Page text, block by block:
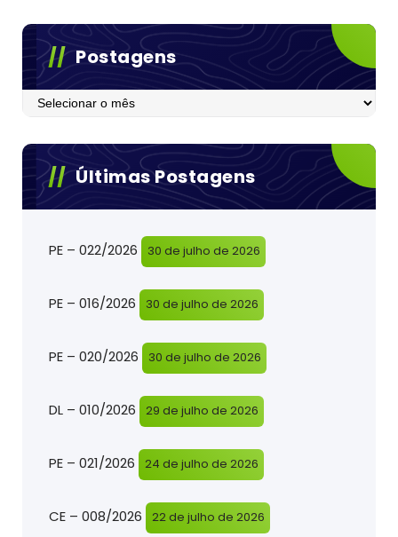
Postagens
Postagens
Últimas Postagens
PE – 022/2026 30 de julho de 2026
PE – 016/2026 30 de julho de 2026
PE – 020/2026 30 de julho de 2026
DL – 010/2026 29 de julho de 2026
PE – 021/2026 24 de julho de 2026
CE – 008/2026 22 de julho de 2026